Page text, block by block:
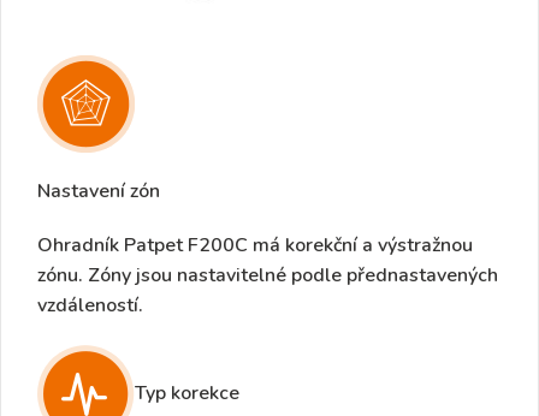
Nastavení zón
Ohradník Patpet F200C má korekční a výstražnou
zónu. Zóny jsou nastavitelné podle přednastavených
vzdáleností.
Typ korekce